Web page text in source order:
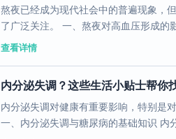
熬夜已经成为现代社会中的普遍现象，
了广泛关注。 一、熬夜对高血压形成的
查看详情
内分泌失调？这些生活小贴士帮你
内分泌失调对健康有重要影响，特别是
一、内分泌失调与糖尿病的基础知识 内